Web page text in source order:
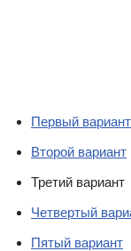
Первый вариант
Второй вариант
Третий вариант
Четвертый
Пятый вариант